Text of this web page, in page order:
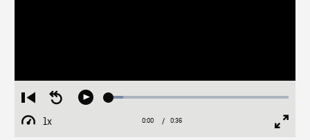
Restart
from
beginning
Seek
Play Loaded:
1x
Playback
Current
0:00 / Duration
0:36